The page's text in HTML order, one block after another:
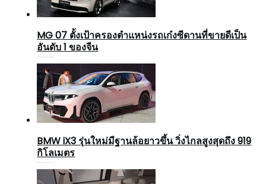
MG 07 ตั้งเป้าครองตำแหน่งรถเก๋งซีดานที่ขายดีเป็น
อันดับ 1 ของจีน
BMW iX3 รุ่นใหม่มีฐานล้อยาวขึ้น วิ่งไกลสูงสุดถึง 919
กิโลเมตร